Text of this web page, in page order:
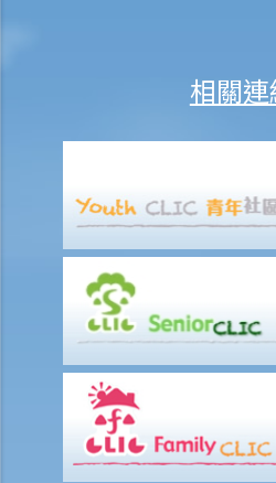
因工受傷以及有關補償
賠償責任
怎樣才算是因工及在僱用期間遭遇意外
在甚麼情況下，僱主不需要為其僱員的
我的配偶在工作時因意外而死亡，我
我在工作時因遇到意外而受傷及導致傷
除上述的賠償外，我可否就工傷而獲得
相關